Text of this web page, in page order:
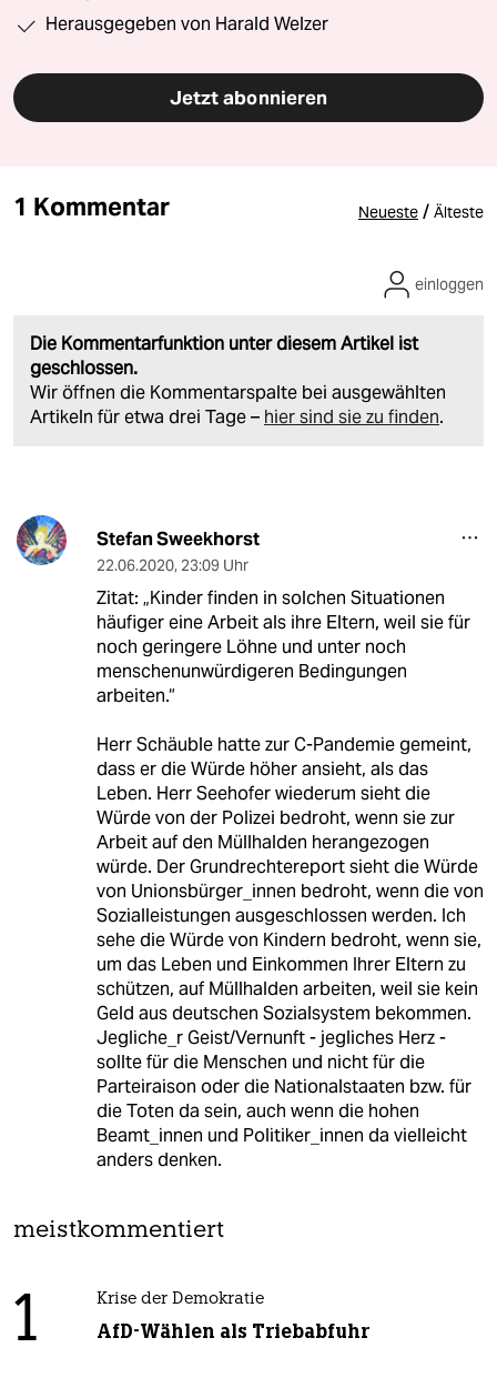
Herausgegeben von Harald Welzer
Jetzt abonnieren
1 Kommentar Neueste / Älteste
Die Kommentarfunktion unter diesem Artikel ist
geschlossen.
Wir öffnen die Kommentarspalte bei ausgewählten
Artikeln für etwa drei Tage – hier sind sie zu finden.
einloggen
Stefan Sweekhorst
22.06.2020, 23:09 Uhr
Zitat: „Kinder finden in solchen Situationen
häufiger eine Arbeit als ihre Eltern, weil sie für
noch geringere Löhne und unter noch
menschenunwürdigeren Bedingungen
arbeiten.“
Herr Schäuble hatte zur C-Pandemie gemeint,
dass er die Würde höher ansieht, als das
Leben. Herr Seehofer wiederum sieht die
Würde von der Polizei bedroht, wenn sie zur
Arbeit auf den Müllhalden herangezogen
würde. Der Grundrechtereport sieht die Würde
von Unionsbürger_innen bedroht, wenn die von
Sozialleistungen ausgeschlossen werden. Ich
sehe die Würde von Kindern bedroht, wenn sie,
um das Leben und Einkommen Ihrer Eltern zu
schützen, auf Müllhalden arbeiten, weil sie kein
Geld aus deutschen Sozialsystem bekommen.
Jegliche_r Geist/Vernunft - jegliches Herz -
sollte für die Menschen und nicht für die
Parteiraison oder die Nationalstaaten bzw. für
die Toten da sein, auch wenn die hohen
Beamt_innen und Politiker_innen da vielleicht
anders denken.
meistkommentiert
1 Krise der Demokratie
AfD-Wählen als Triebabfuhr